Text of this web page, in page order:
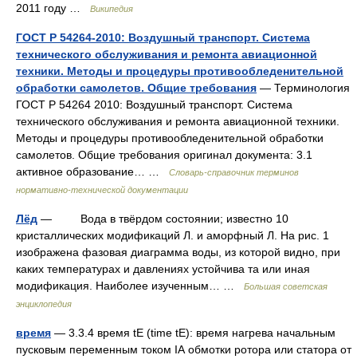
2011 году … Википедия
ГОСТ Р 54264-2010: Воздушный транспорт. Система
технического обслуживания и ремонта авиационной
техники. Методы и процедуры противообледенительной
обработки самолетов. Общие требования — Терминология
ГОСТ Р 54264 2010: Воздушный транспорт. Система
технического обслуживания и ремонта авиационной техники.
Методы и процедуры противообледенительной обработки
самолетов. Общие требования оригинал документа: 3.1
активное образование… …
Словарь-справочник терминов
нормативно-технической документации
Лёд — Вода в твёрдом состоянии; известно 10
кристаллических модификаций Л. и аморфный Л. На рис. 1
изображена фазовая диаграмма воды, из которой видно, при
каких температурах и давлениях устойчива та или иная
модификация. Наиболее изученным… …
Большая советская
энциклопедия
время — 3.3.4 время tE (time tE): время нагрева начальным
пусковым переменным током IА обмотки ротора или статора от